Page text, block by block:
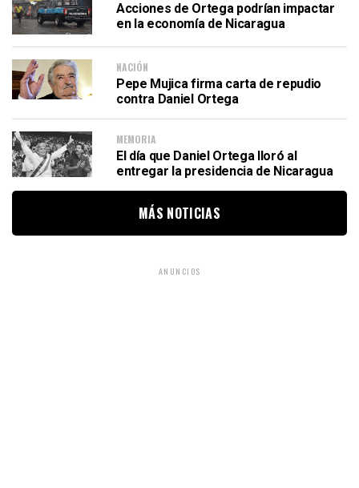
Acciones de Ortega podrían impactar
en la economía de Nicaragua
NACIÓN
Pepe Mujica firma carta de repudio
contra Daniel Ortega
MEMORIA
El día que Daniel Ortega lloró al
entregar la presidencia de Nicaragua
MÁS NOTICIAS
ANUNCIOS